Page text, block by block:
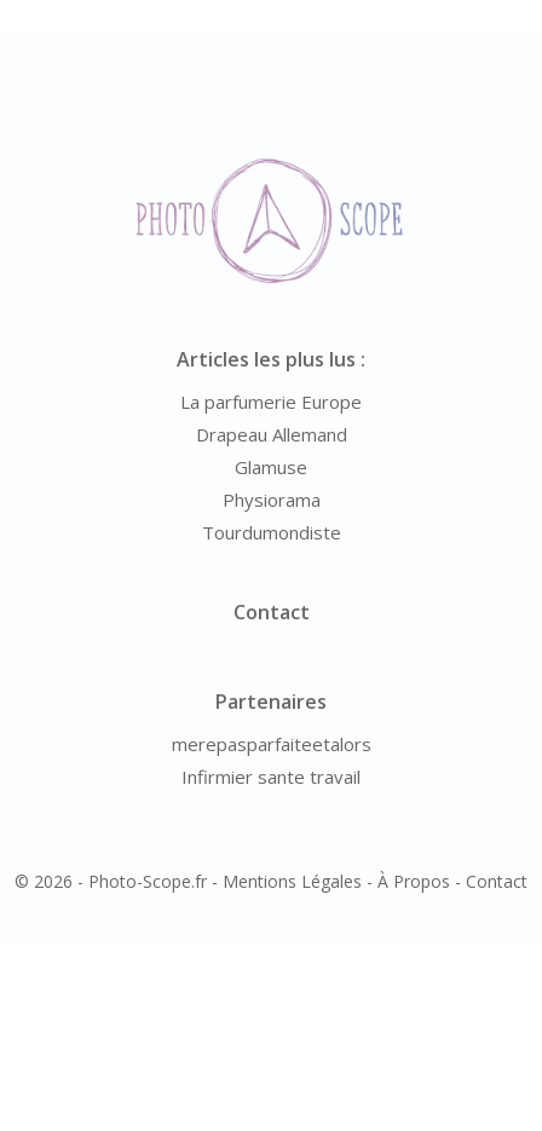
Articles les plus lus :
La parfumerie Europe
Drapeau Allemand
Glamuse
Physiorama
Tourdumondiste
Contact
Partenaires
merepasparfaiteetalors
Infirmier sante travail
© 2026 - Photo-Scope.fr - Mentions Légales - À Propos - Contact